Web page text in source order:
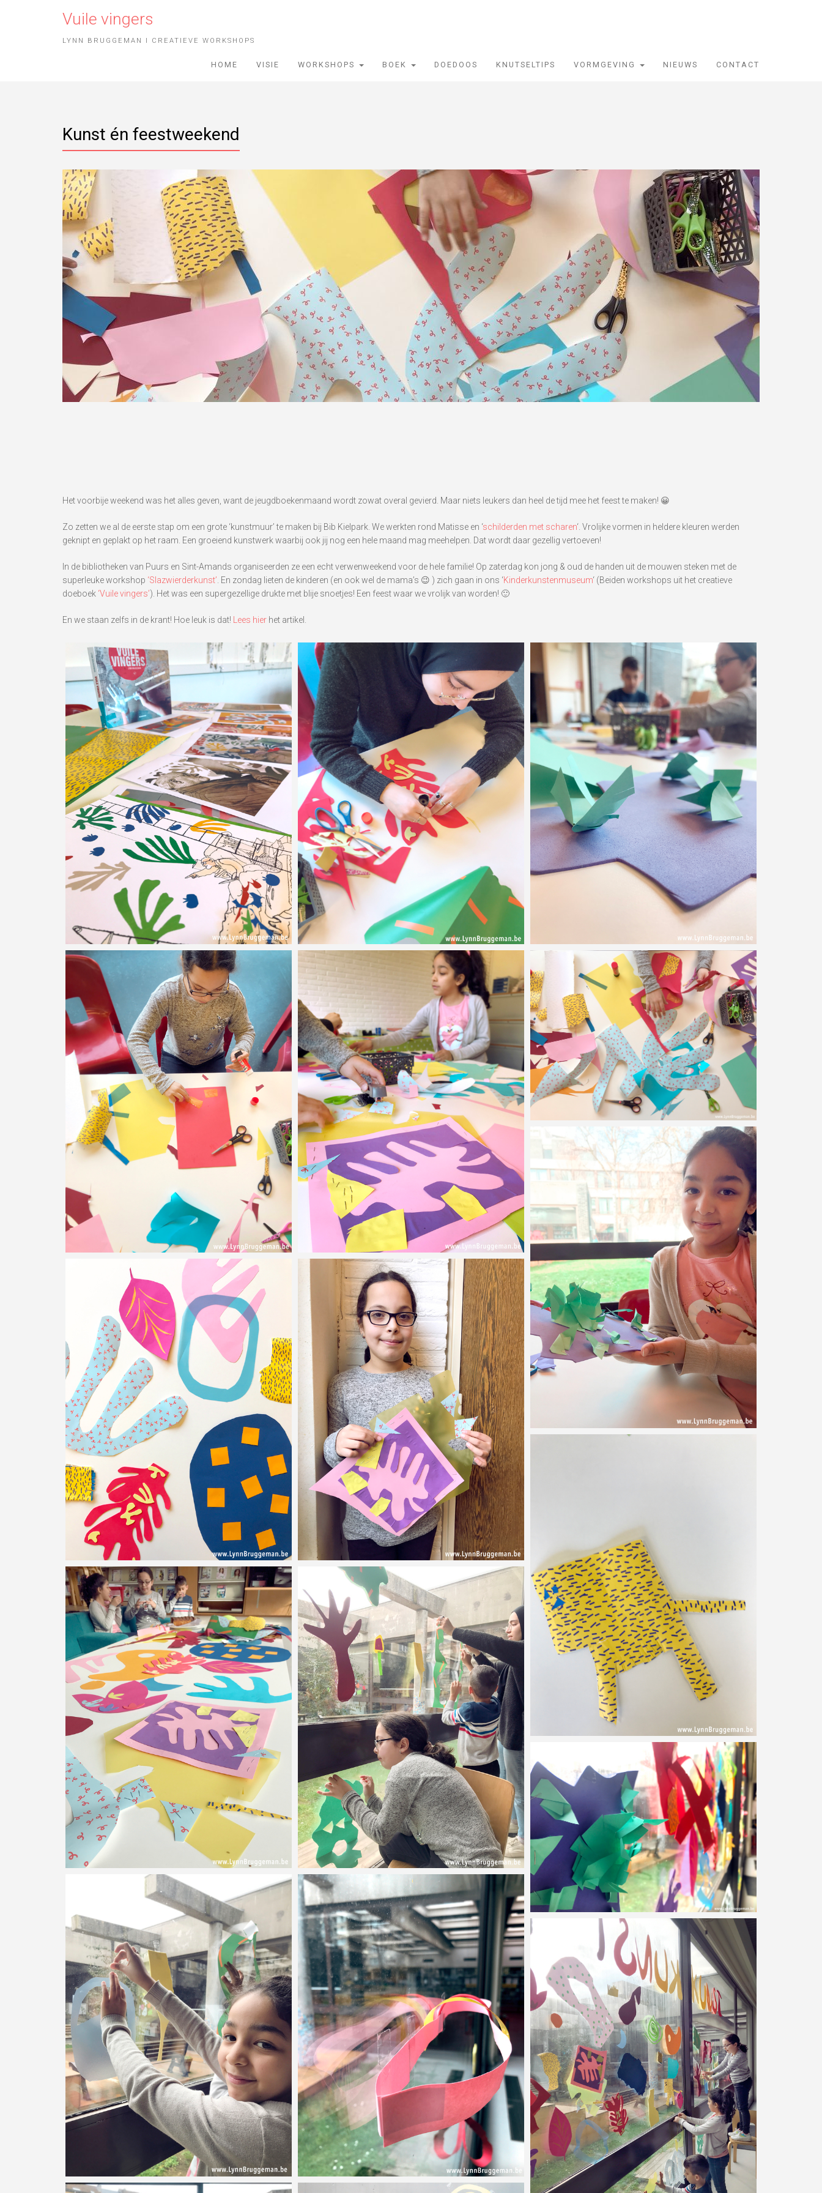
Vuile vingers
LYNN BRUGGEMAN I CREATIEVE WORKSHOPS
HOME VISIE WORKSHOPS BOEK DOEDOOS KNUTSELTIPS VORMGEVING NIEUWS CONTACT
Kunst én feestweekend
Het voorbije weekend was het alles geven, want de jeugdboekenmaand wordt zowat overal gevierd. Maar niets leukers dan heel de tijd mee het feest te maken! 😀
Zo zetten we al de eerste stap om een grote ‘kunstmuur’ te maken bij Bib Kielpark. We werkten rond Matisse en ‘schilderden met scharen‘. Vrolijke vormen in heldere kleuren werden
geknipt en geplakt op het raam. Een groeiend kunstwerk waarbij ook jij nog een hele maand mag meehelpen. Dat wordt daar gezellig vertoeven!
In de bibliotheken van Puurs en Sint-Amands organiseerden ze een echt verwenweekend voor de hele familie! Op zaterdag kon jong & oud de handen uit de mouwen steken met de
superleuke workshop ‘Slazwierderkunst’ . En zondag lieten de kinderen (en ook wel de mama’s 😉 ) zich gaan in ons ‘Kinderkunstenmuseum‘ (Beiden workshops uit het creatieve
doeboek ‘Vuile vingers’). Het was een supergezellige drukte met blije snoetjes! Een feest waar we vrolijk van worden! 🙂
En we staan zelfs in de krant! Hoe leuk is dat! Lees hier het artikel.